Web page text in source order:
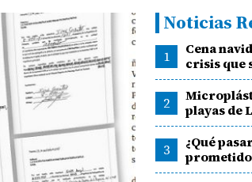
Noticias
1
Cena
crisis que
2
playas de
3
¿Qué
prometido